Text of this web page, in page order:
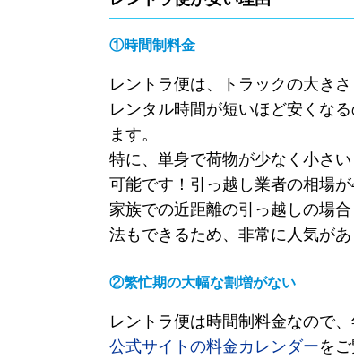
①時間制料金
レントラ便は、トラックの大き
レンタル時間が短いほど安くな
ます。
特に、単身で荷物が少なく小さ
可能です！引っ越し業者の相場が
家族での近距離の引っ越しの場
法もできるため、非常に人気があ
②繁忙期の大幅な割増がない
レントラ便は時間制料金なので
公式サイト の料金カレンダーを